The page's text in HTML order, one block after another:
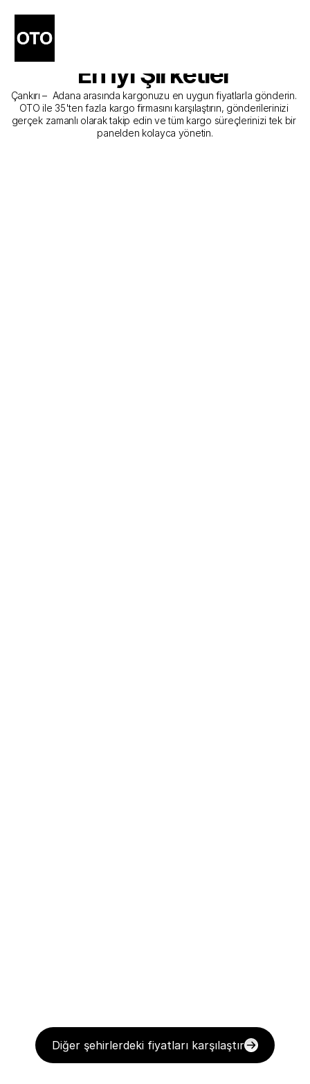
Çankırı - Adana Kargo
Gönderim Hizmeti Sunan
En İyi Şirketler
Çankırı –  Adana arasında kargonuzu en uygun fiyatlarla gönderin.
OTO ile 35'ten fazla kargo firmasını karşılaştırın, gönderilerinizi
gerçek zamanlı olarak takip edin ve tüm kargo süreçlerinizi tek bir
panelden kolayca yönetin.
Diğer şehirlerdeki fiyatları karşılaştır